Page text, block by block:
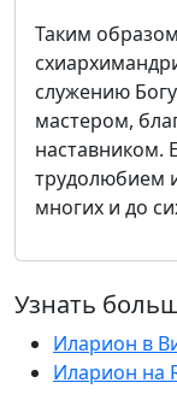
Таким
служению
мастером,
наставником.
трудолюбием
многих и до
Узнать
Иларион в
Иларион на